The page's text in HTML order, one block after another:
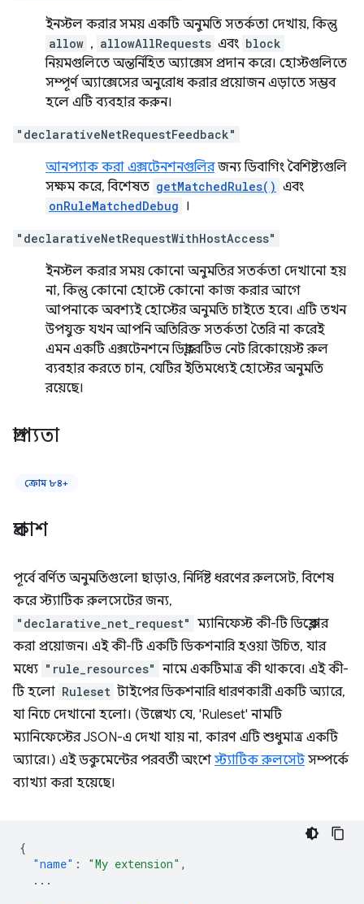
ইনস্টল করার সময় একটি অনুমতি সতর্কতা দেখায়, কিন্তু
allow , allowAllRequests এবং block
নিয়মগুলিতে অন্তর্নিহিত অ্যাক্সেস প্রদান করে। হোস্টগুলিতে
সম্পূর্ণ অ্যাক্সেসের অনুরোধ করার প্রয়োজন এড়াতে সম্ভব
হলে এটি ব্যবহার করুন।
"declarativeNetRequestFeedback"
আনপ্যাক করা এক্সটেনশনগুলিরজন্য ডিবাগিং বৈশিষ্ট্যগুলি
সক্ষম করে, বিশেষত getMatchedRules() এবং
onRuleMatchedDebug ।
"declarativeNetRequestWithHostAccess"
ইনস্টল করার সময় কোনো অনুমতির সতর্কতা দেখানো হয়
না, কিন্তু কোনো হোস্টে কোনো কাজ করার আগে
আপনাকে অবশ্যই হোস্টের অনুমতি চাইতে হবে। এটি তখন
উপযুক্ত যখন আপনি অতিরিক্ত সতর্কতা তৈরি না করেই
এমন একটি এক্সটেনশনে ডিক্লারেটিভ নেট রিকোয়েস্ট রুল
ব্যবহার করতে চান, যেটির ইতিমধ্যেই হোস্টের অনুমতি
রয়েছে।
প্রাপ্যতা
ক্রোম ৮৪+
প্রকাশ
পূর্বে বর্ণিত অনুমতিগুলো ছাড়াও, নির্দিষ্ট ধরণের রুলসেট, বিশেষ
করে স্ট্যাটিক রুলসেটের জন্য,
"declarative_net_request" ম্যানিফেস্ট কী-টি ডিক্লেয়ার
করা প্রয়োজন। এই কী-টি একটি ডিকশনারি হওয়া উচিত, যার
মধ্যে "rule_resources" নামে একটিমাত্র কী থাকবে। এই কী-
টি হলো Ruleset টাইপের ডিকশনারি ধারণকারী একটি অ্যারে,
যা নিচে দেখানো হলো। (উল্লেখ্য যে, 'Ruleset' নামটি
ম্যানিফেস্টের JSON-এ দেখা যায় না, কারণ এটি শুধুমাত্র একটি
অ্যারে।) এই ডকুমেন্টের পরবর্তী অংশেস্ট্যাটিক রুলসেটসম্পর্কে
ব্যাখ্যা করা হয়েছে।
{
"name" : "My extension" ,
...